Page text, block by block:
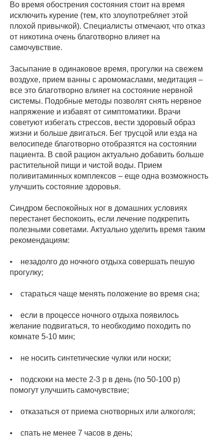
Во время обострения состояния стоит на время
исключить курение (тем, кто злоупотребляет этой
плохой привычкой). Специалисты отмечают, что отказ
от никотина очень благотворно влияет на
самочувствие.
Засыпание в одинаковое время, прогулки на свежем
воздухе, прием ванны с аромомаслами, медитация –
все это благотворно влияет на состояние нервной
системы. Подобные методы позволят снять нервное
напряжение и избавят от симптоматики. Врачи
советуют избегать стрессов, вести здоровый образ
жизни и больше двигаться. Бег трусцой или езда на
велосипеде благотворно отобразятся на состоянии
пациента. В свой рацион актуально добавить больше
растительной пищи и чистой воды. Прием
поливитаминных комплексов – еще одна возможность
улучшить состояние здоровья.
Синдром беспокойных ног в домашних условиях
перестанет беспокоить, если лечение подкрепить
полезными советами. Актуально уделить время таким
рекомендациям:
• незадолго до ночного отдыха совершать пешую
прогулку;
• стараться чаще менять положение во время сна;
• если в процессе ночного отдыха появилось
желание подвигаться, то необходимо походить по
комнате 5-10 мин;
• не носить синтетические чулки или носки;
• подскоки на месте 2-3 р в день (по 50-100 р)
помогут улучшить самочувствие;
• отказаться от приема снотворных или алкоголя;
• спать не менее 7 часов в день;